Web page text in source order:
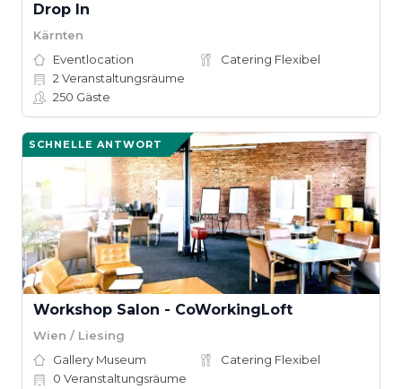
Drop In
Kärnten
Eventlocation
Catering Flexibel
2 Veranstaltungsräume
250 Gäste
SCHNELLE ANTWORT
Workshop Salon - CoWorkingLoft
Wien / Liesing
Gallery Museum
Catering Flexibel
0 Veranstaltungsräume